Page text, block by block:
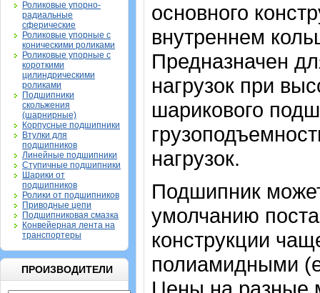
Роликовые упорно-
радиальные
сферические
Роликовые упорные с
коническими роликами
Роликовые упорные с
короткими
цилиндрическими
роликами
Подшипники
скольжения
(шарнирные)
Корпусные подшипники
Втулки для
подшипников
Линейные подшипники
Ступичные подшипники
Шарики от
подшипников
Ролики от подшипников
Приводные цепи
Подшипниковая смазка
Конвейерная лента на
транспортеры
ПРОИЗВОДИТЕЛИ
основного
внутреннем
Предназначен
нагрузок при
шарикового
нагрузок.
Подшипник
умолчанию
конструкции
полиамидными